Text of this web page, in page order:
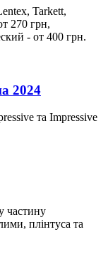
Tarkett,
270 грн,
- от 400 грн.
2024
та Impressive
частину
плінтуса та